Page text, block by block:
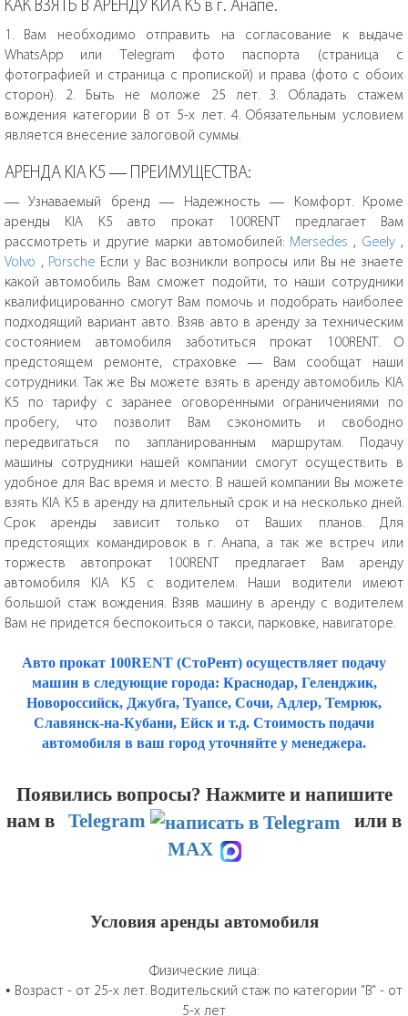
КАК ВЗЯТЬ В АРЕНДУ КИА К5 в г. Анапе.
1. Вам необходимо отправить на согласование к выдаче
WhatsApp или Telegram фото паспорта (страница с
фотографией и страница с пропиской) и права (фото с обоих
сторон). 2. Быть не моложе 25 лет. 3. Обладать стажем
вождения категории В от 5-х лет. 4. Обязательным условием
является внесение залоговой суммы.
АРЕНДА KIA K5 — ПРЕИМУЩЕСТВА:
— Узнаваемый бренд — Надежность — Комфорт. Кроме
аренды KIA K5 авто прокат 100RENT предлагает Вам
рассмотреть и другие марки автомобилей: Mersedes , Geely,
Volvo , Porsche Если у Вас возникли вопросы или Вы не знаете
какой автомобиль Вам сможет подойти, то наши сотрудники
квалифицированно смогут Вам помочь и подобрать наиболее
подходящий вариант авто. Взяв авто в аренду за техническим
состоянием автомобиля заботиться прокат 100RENT. О
предстоящем ремонте, страховке — Вам сообщат наши
сотрудники. Так же Вы можете взять в аренду автомобиль KIA
K5 по тарифу с заранее оговоренными ограничениями по
пробегу, что позволит Вам сэкономить и свободно
передвигаться по запланированным маршрутам. Подачу
машины сотрудники нашей компании смогут осуществить в
удобное для Вас время и место. В нашей компании Вы можете
взять KIA K5 в аренду на длительный срок и на несколько дней.
Срок аренды зависит только от Ваших планов. Для
предстоящих командировок в г. Анапа, а так же встреч или
торжеств автопрокат 100RENT предлагает Вам аренду
автомобиля KIA K5 с водителем. Наши водители имеют
большой стаж вождения. Взяв машину в аренду с водителем
Вам не придется беспокоиться о такси, парковке, навигаторе.
Авто прокат 100RENT (СтоРент) осуществляет подачу
машин в следующие города: Краснодар, Геленджик,
Новороссийск, Джубга, Туапсе, Сочи, Адлер, Темрюк,
Славянск-на-Кубани, Ейск и т.д. Стоимость подачи
автомобиля в ваш город уточняйте у менеджера.
Появились вопросы? Нажмите и напишите
нам в Telegram
или в
MAX
Условия аренды автомобиля
Физические лица:
• Возраст - от 25-х лет. Водительский стаж по категории "B" - от
5-х лет